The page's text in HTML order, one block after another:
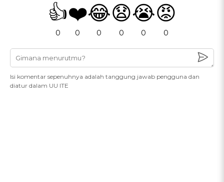
👍
0
❤️
0
😂
0
😧
0
😭
0
😡
0
Isi komentar sepenuhnya adalah tanggung jawab pengguna dan
diatur dalam UU ITE